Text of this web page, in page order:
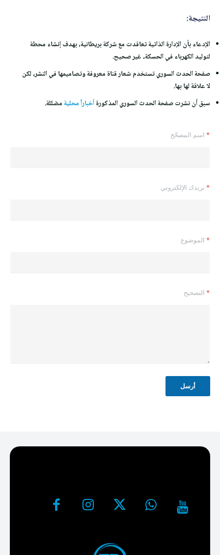
النتيجة:
الإدعاء بأن الإدارة الذاتية تعاقدت مع شركة بريطانية، بهدف إنشاء محطة
لتوليد الكهرباء في الحسكة، غير صحيح.
صفحة الحدث السوري تستخدم شعار قناة معروفة وتصاميمها في النشر، لكن
لا علاقة لها بها.
سبق أن نشرت صفحة الحدث السوري المذكورةأخباراً محلية مضللة.
*
*
*
*
أرسل